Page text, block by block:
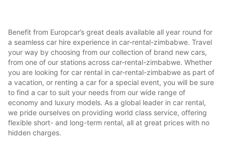
Benefit from Europcar’s great deals available all year round for
a seamless car hire experience in car-rental-zimbabwe. Travel
your way by choosing from our collection of brand new cars,
from one of our stations across car-rental-zimbabwe. Whether
you are looking for car rental in car-rental-zimbabwe as part of
a vacation, or renting a car for a special event, you will be sure
to find a car to suit your needs from our wide range of
economy and luxury models. As a global leader in car rental,
we pride ourselves on providing world class service, offering
flexible short- and long-term rental, all at great prices with no
hidden charges.